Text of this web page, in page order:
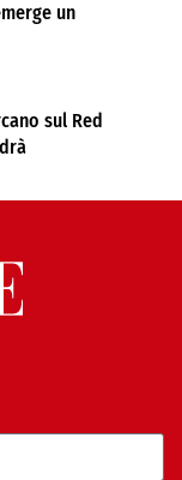
un
sul Red